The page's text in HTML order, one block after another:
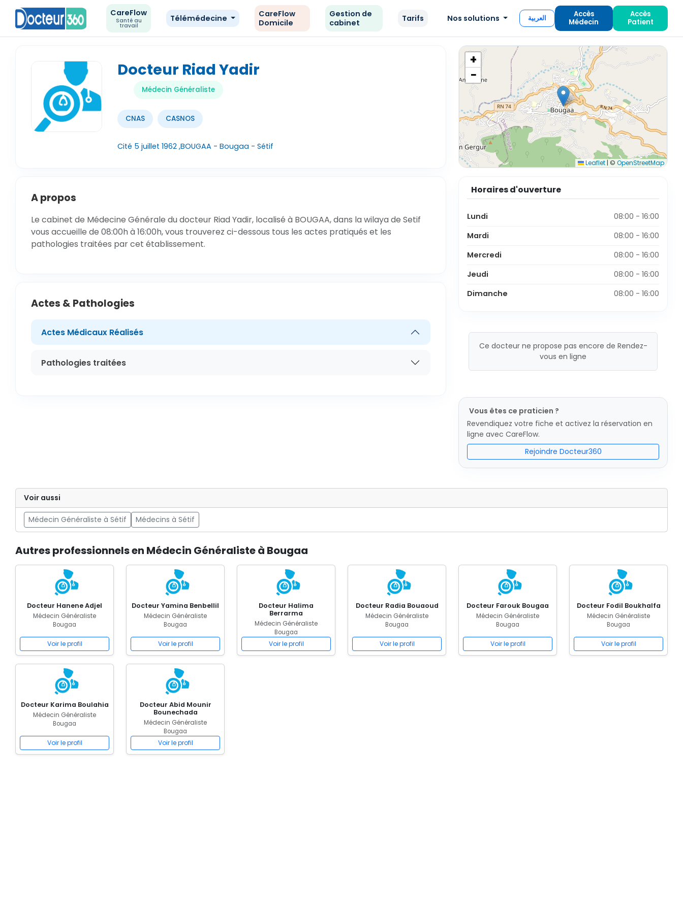
CareFlow
Santé au
travail
Télémédecine
CareFlow
Domicile
Gestion de
cabinet
Tarifs Nos solutions العربية
Accès
Médecin
Accès
Patient
Docteur Riad Yadir
Médecin Généraliste
CNAS CASNOS
Cité 5 juillet 1962 ,BOUGAA - Bougaa - Sétif
+
−
Leaflet | © OpenStreetMap
A propos
Le cabinet de Médecine Générale du docteur Riad Yadir, localisé à BOUGAA, dans la wilaya de Setif
vous accueille de 08:00h à 16:00h, vous trouverez ci-dessous tous les actes pratiqués et les
pathologies traitées par cet établissement.
Actes & Pathologies
Actes Médicaux Réalisés
Pathologies traitées
Horaires d'ouverture
Lundi
08:00 - 16:00
Mardi
08:00 - 16:00
Mercredi
08:00 - 16:00
Jeudi
08:00 - 16:00
Dimanche
08:00 - 16:00
Ce docteur ne propose pas encore de Rendez-
vous en ligne
Vous êtes ce praticien ?
Revendiquez votre fiche et activez la réservation en
ligne avec CareFlow.
Rejoindre Docteur360
Voir aussi
Médecin Généraliste à Sétif Médecins à Sétif
Autres professionnels en Médecin Généraliste à Bougaa
Docteur Hanene Adjel
Médecin Généraliste
Bougaa
Voir le profil
Docteur Yamina Benbellil
Médecin Généraliste
Bougaa
Voir le profil
Docteur Halima
Berrarma
Médecin Généraliste
Bougaa
Voir le profil
Docteur Radia Bouaoud
Médecin Généraliste
Bougaa
Voir le profil
Docteur Farouk Bougaa
Médecin Généraliste
Bougaa
Voir le profil
Docteur Fodil Boukhalfa
Médecin Généraliste
Bougaa
Voir le profil
Docteur Karima Boulahia
Médecin Généraliste
Bougaa
Voir le profil
Docteur Abid Mounir
Bounechada
Médecin Généraliste
Bougaa
Voir le profil